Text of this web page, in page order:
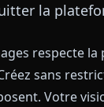
la
respecte la
sans
Votre